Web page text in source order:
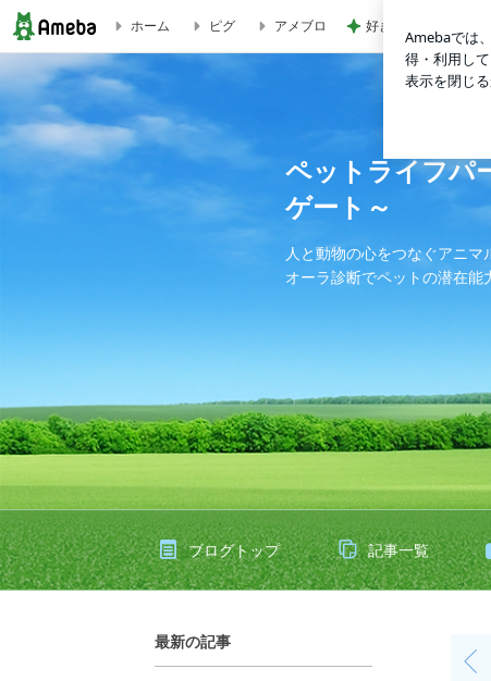
さらに成長 | ペットライフパートナーやまあす ～人と動物の
ホーム ピグ アメブロ 好きすぎるお茶と甘
ペットライフパ
ゲート～
人と動物の心をつなぐアニマ
オーラ診断でペットの潜在能
ブログトップ 記事一覧
最新の記事